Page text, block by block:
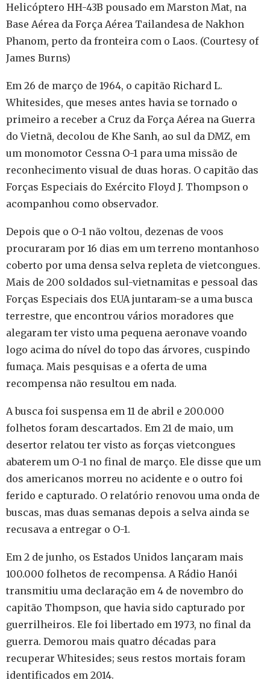
Helicóptero HH-43B pousado em Marston Mat, na
Base Aérea da Força Aérea Tailandesa de Nakhon
Phanom, perto da fronteira com o Laos. (Courtesy of
James Burns)
Em 26 de março de 1964, o capitão Richard L.
Whitesides, que meses antes havia se tornado o
primeiro a receber a Cruz da Força Aérea na Guerra
do Vietnã, decolou de Khe Sanh, ao sul da DMZ, em
um monomotor Cessna O-1 para uma missão de
reconhecimento visual de duas horas. O capitão das
Forças Especiais do Exército Floyd J. Thompson o
acompanhou como observador.
Depois que o O-1 não voltou, dezenas de voos
procuraram por 16 dias em um terreno montanhoso
coberto por uma densa selva repleta de vietcongues.
Mais de 200 soldados sul-vietnamitas e pessoal das
Forças Especiais dos EUA juntaram-se a uma busca
terrestre, que encontrou vários moradores que
alegaram ter visto uma pequena aeronave voando
logo acima do nível do topo das árvores, cuspindo
fumaça. Mais pesquisas e a oferta de uma
recompensa não resultou em nada.
A busca foi suspensa em 11 de abril e 200.000
folhetos foram descartados. Em 21 de maio, um
desertor relatou ter visto as forças vietcongues
abaterem um O-1 no final de março. Ele disse que um
dos americanos morreu no acidente e o outro foi
ferido e capturado. O relatório renovou uma onda de
buscas, mas duas semanas depois a selva ainda se
recusava a entregar o O-1.
Em 2 de junho, os Estados Unidos lançaram mais
100.000 folhetos de recompensa. A Rádio Hanói
transmitiu uma declaração em 4 de novembro do
capitão Thompson, que havia sido capturado por
guerrilheiros. Ele foi libertado em 1973, no final da
guerra. Demorou mais quatro décadas para
recuperar Whitesides; seus restos mortais foram
identificados em 2014.